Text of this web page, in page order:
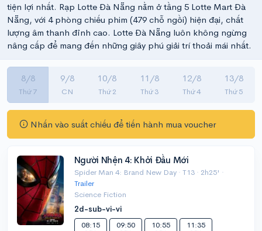
tiện lợi nhất. Rạp Lotte Đà Nẵng nằm ở tầng 5 Lotte Mart Đà
Nẵng, với 4 phòng chiếu phim (479 chỗ ngồi) hiện đại, chất
lượng âm thanh đỉnh cao. Lotte Đà Nẵng luôn không ngừng
nâng cấp để mang đến những giây phú giải trí thoải mái nhất.
8/8
Thứ 7
9/8
CN
10/8
Thứ 2
11/8
Thứ 3
12/8
Thứ 4
13/8
Thứ 5
Nhấn vào suất chiếu để tiến hành mua voucher
Người Nhện 4: Khởi Đầu Mới
Spider Man 4: Brand New Day · T13 · 2h25' ·
Trailer
Science Fiction
2d-sub-vi-vi
08:15
09:50 10:55 11:35